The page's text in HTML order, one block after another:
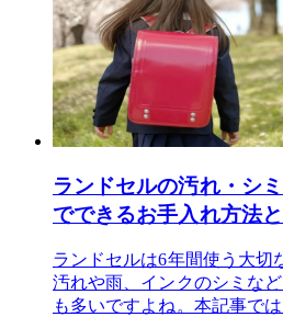
ランドセルの汚れ・シ
でできるお手入れ方法
ランドセルは6年間使う大切
汚れや雨、インクのシミな
も多いですよね。本記事で